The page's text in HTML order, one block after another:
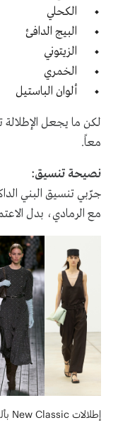
الكحلي
البيج الدافئ
الزيتوني
الخمري
ألوان الباستيل
لكن ما يجعل
معاً.
نصيحة تنسيق:
جرّبي تنسيق البني
مع الرمادي، بدل
إطلالات New Classic بألوان متعددة